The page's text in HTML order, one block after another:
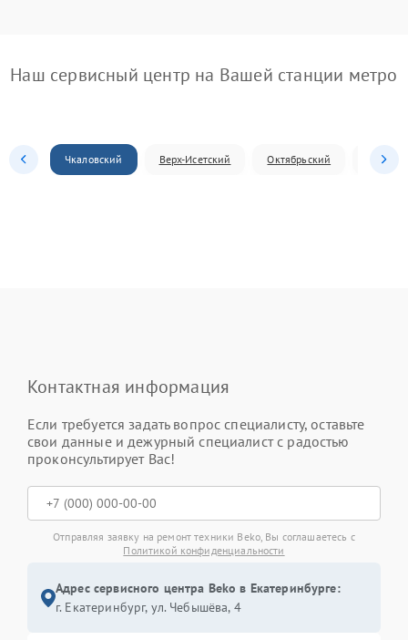
Наш сервисный центр на Вашей станции метро
Чкаловский Верх-Исетский Октябрьский
Контактная информация
Если требуется задать вопрос специалисту, оставьте
свои данные и дежурный специалист с радостью
проконсультирует Вас!
Отправляя заявку на ремонт техники Beko, Вы соглашаетесь с
Политикой конфиденциальности
Адрес сервисного центра Beko в Екатеринбурге:
г. Екатеринбург, ул. Чебышёва, 4